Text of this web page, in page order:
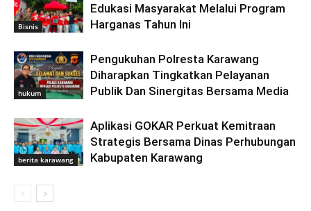
Bisnis
Edukasi Masyarakat Melalui Program
Harganas Tahun Ini
hukum
Pengukuhan Polresta Karawang
Diharapkan Tingkatkan Pelayanan
Publik Dan Sinergitas Bersama Media
berita karawang
Aplikasi GOKAR Perkuat Kemitraan
Strategis Bersama Dinas Perhubungan
Kabupaten Karawang